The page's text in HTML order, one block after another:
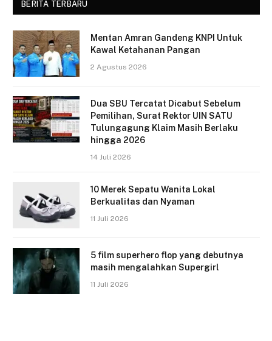
BERITA TERBARU
Mentan Amran Gandeng KNPI Untuk
Kawal Ketahanan Pangan
2 Agustus 2026
Dua SBU Tercatat Dicabut Sebelum
Pemilihan, Surat Rektor UIN SATU
Tulungagung Klaim Masih Berlaku
hingga 2026
14 Juli 2026
10 Merek Sepatu Wanita Lokal
Berkualitas dan Nyaman
11 Juli 2026
5 film superhero flop yang debutnya
masih mengalahkan Supergirl
11 Juli 2026